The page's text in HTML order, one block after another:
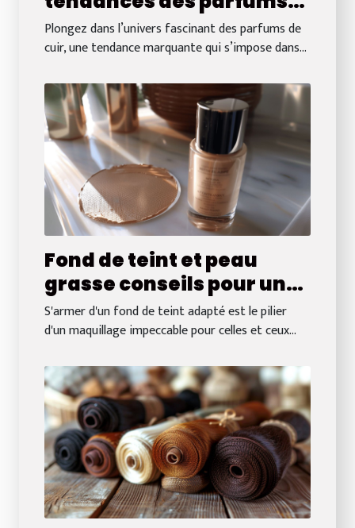
de cuir dans les créations
de luxe
Plongez dans l’univers fascinant des parfums de
cuir, une tendance marquante qui s’impose dans...
Fond de teint et peau
grasse conseils pour un
maquillage longue tenue
sans brillance
S'armer d'un fond de teint adapté est le pilier
d'un maquillage impeccable pour celles et ceux...